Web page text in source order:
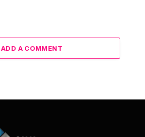
ADD A COMMENT